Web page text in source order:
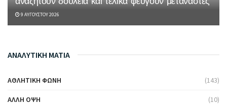
9 ΑΥΓΟΎΣΤΟΥ 2026
ΑΝΑΛΥΤΙΚΗ ΜΑΤΙΑ
ΑΘΛΗΤΙΚΉ ΦΩΝΉ (143)
ΆΛΛΗ ΌΨΗ (10)